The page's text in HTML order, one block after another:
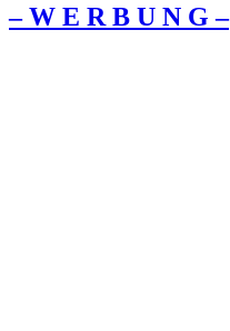
– W Ε R Β U Ν G –